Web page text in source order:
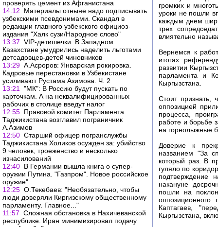
проверять цемент из Афганистана
14:12
Материалы отныне надо подписывать
узбекскими псевдонимами. Скандал в
редакции главного узбекского официоз-
издания "Халк сузи/Народное слово"
13:37 VIP-детишечки. В Западном
Казахстане умудрились наделить льготами
детсадовцев-детей чиновников
13:29 А.Асроров: Январская рокировка.
Кадровые перестановки в Узбекистане
усиливают Рустама Азимова. Ч. 2
13:21
"МК": В Россию будут пускать по
карточкам. А на неквалифицированных
рабочих в столице введут налог
12:55 Правовой комитет Парламента
Таджикистана возглавил пограничник
А.Азимов
12:50 Старший офицер погранслужбы
Таджикистана Холиков осужден за: убийство
9 человек, троеженство и несколько
изнасилований
12:40 В Германии вышла книга о супер-
оружии Путина. "Газпром". Новое российское
оружие"
12:25 О.Текебаев: "Необязательно, чтобы
люди доверяли Киргизскому общественному
парламенту. Главное..."
11:57 Сложная обстановка в Нахичеванской
республике. Иран минимизировал подачу
громких и
уроки не пошли
каждым днем
трех
влиятельно
Вернемся к
итогах
развитии
парламента и
Кыргызстана.
Стоит признать,
оппозицией
процесса,
работе и борьбе
на горнолыжные
Доверие к
названием "За
который раз. В
гуляло по
подтверждение
накануне
пошли на
Каптагаев,
Кыргызстана,